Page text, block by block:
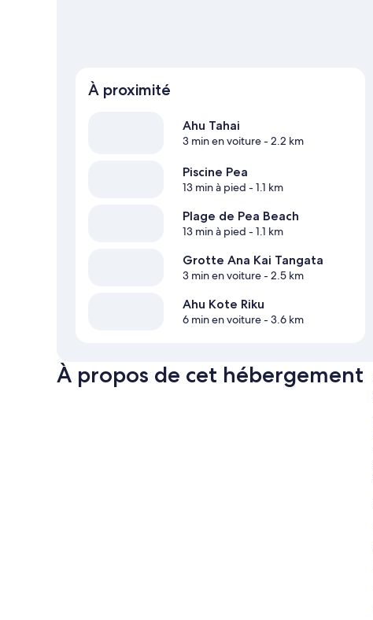
À proximité
Ahu Tahai
3 min en voiture- 2.2 km
Piscine Pea
13 min à pied - 1.1 km
Plage de Pea Beach
13 min à pied - 1.1 km
Grotte Ana Kai Tangata
3 min en voiture- 2.5 km
Ahu Kote Riku
6 min en voiture- 3.6 km
À propos de cet hébergement